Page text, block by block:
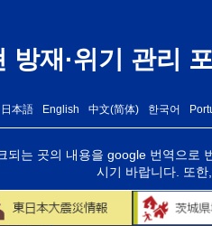
방재·위기 관리
日本語 English 中文(简体) 한국어
되는 곳의 내용을 google 번역으로
시기 바랍니다. 또